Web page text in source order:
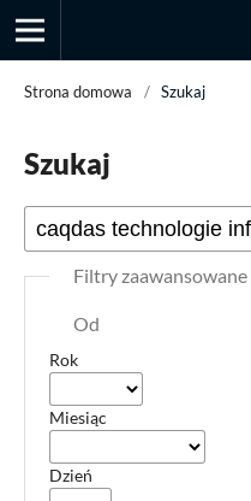
Strona domowa / Szukaj
Szukaj
Filtry zaawansowane
Od
Rok
Miesiąc
Dzień